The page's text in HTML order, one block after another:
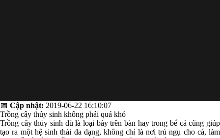
📅 Cập nhật: 2019-06-22 16:10:07
Trồng cây thủy sinh không phải quá khó
Trồng cây thủy sinh dù là loại bày trên bàn hay trong bể cá cũng giúp
tạo ra một hệ sinh thái đa dạng, không chỉ là nơi trú ngụ cho cá, làm